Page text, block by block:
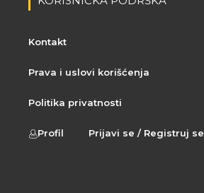
Kontakt
Prava i uslovi korišćenja
Politika privatnosti
Profil Prijavi se / Registruj se